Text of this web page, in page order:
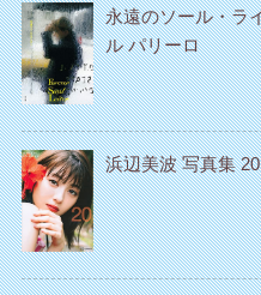
永遠のソール・ラ
ル パリーロ
浜辺美波 写真集 20